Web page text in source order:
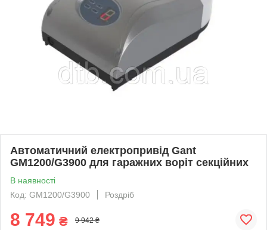
Автоматичний електропривід Gant
GM1200/G3900 для гаражних воріт секційних
В наявності
Код: GM1200/G3900
Роздріб
8 749 ₴ 9 942 ₴